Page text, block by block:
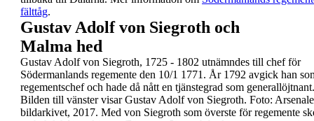
fälttåg.
Gustav Adolf von Siegroth och
Malma hed
Gustav Adolf von Siegroth, 1725 - 1802 utnämndes till chef för
Södermanlands regemente den 10/1 1771 . År 1792 avgick han
regementschef och hade då nått en tjänstegrad som generallöjtnant.
Bilden till vänster visar Gustav Adolfvon Siegroth. Foto:
bildarkivet, 2017. Med von Siegroth som överste förregemente